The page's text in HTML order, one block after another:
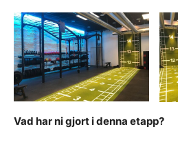
Vad har ni gjort i denna etapp?